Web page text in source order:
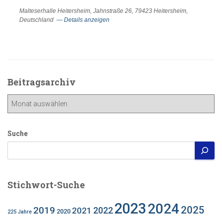
Malteserhalle Heitersheim, Jahnstraße 26, 79423 Heitersheim,
Deutschland — Details anzeigen
Beitragsarchiv
Beitragsarchiv
Suche
Stichwort-Suche
225 Jahre 2019 2020 2021 202220232024 2025